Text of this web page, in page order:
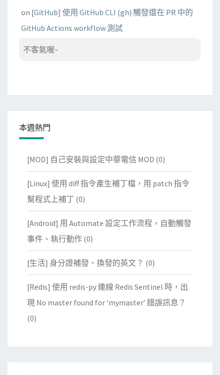
on [GitHub] 使用 GitHub CLI (gh) 觸發還在 PR 中的
GitHub Actions workflow 測試
不客氣喔~
本週熱門
[MOD] 自己安裝與設定中華電信 MOD (0)
[Linux] 使用 diff 指令產生補丁檔，用 patch 指令
幫程式上補丁 (0)
[Android] 用 Automate 設定工作流程，自動觸發
事件、執行動作 (0)
[生活] 身分證補發、換發的英文？ (0)
[Redis] 使用 redis-py 連線 Redis Sentinel 時，出
現 No master found for ‘mymaster’ 錯誤訊息？
(0)